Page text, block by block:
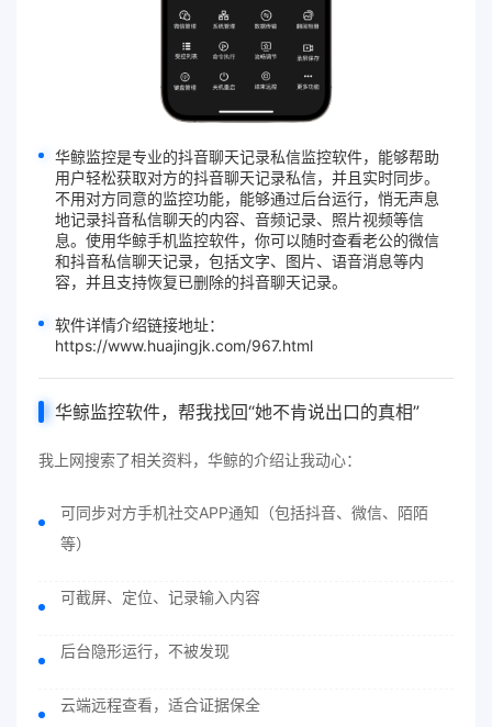
华鲸监控是专业的抖音聊天记录私信监控软件，能够帮助
用户轻松获取对方的抖音聊天记录私信，并且实时同步。
不用对方同意的监控功能，能够通过后台运行，悄无声息
地记录抖音私信聊天的内容、音频记录、照片视频等信
息。使用华鲸手机监控软件，你可以随时查看老公的微信
和抖音私信聊天记录，包括文字、图片、语音消息等内
容，并且支持恢复已删除的抖音聊天记录。
软件详情介绍链接地址：
https://www.huajingjk.com/967.html
华鲸监控软件，帮我找回“她不肯说出口的真相”
我上网搜索了相关资料，华鲸的介绍让我动心：
可同步对方手机社交APP通知（包括抖音、微信、陌陌
等）
可截屏、定位、记录输入内容
后台隐形运行，不被发现
云端远程查看，适合证据保全